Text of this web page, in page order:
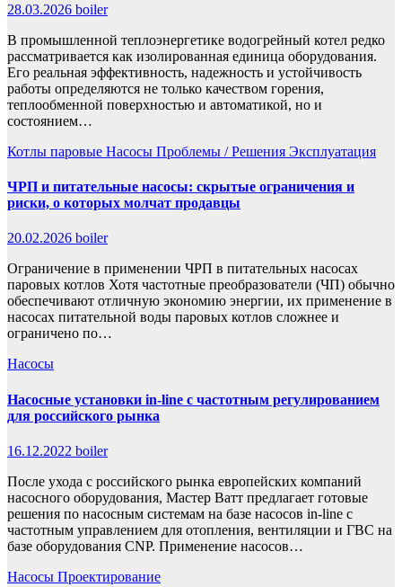
28.03.2026 boiler
В промышленной теплоэнергетике водогрейный котел редко
рассматривается как изолированная единица оборудования.
Его реальная эффективность, надежность и устойчивость
работы определяются не только качеством горения,
теплообменной поверхностью и автоматикой, но и
состоянием…
Котлы паровые Насосы Проблемы / Решения Эксплуатация
ЧРП и питательные насосы: скрытые ограничения и
риски, о которых молчат продавцы
20.02.2026 boiler
Ограничение в применении ЧРП в питательных насосах
паровых котлов Хотя частотные преобразователи (ЧП) обычно
обеспечивают отличную экономию энергии, их применение в
насосах питательной воды паровых котлов сложнее и
ограничено по…
Насосы
Насосные установки in-line c частотным регулированием
для российского рынка
16.12.2022 boiler
После ухода с российского рынка европейских компаний
насосного оборудования, Мастер Ватт предлагает готовые
решения по насосным системам на базе насосов in-line с
частотным управлением для отопления, вентиляции и ГВС на
базе оборудования CNP. Применение насосов…
Насосы Проектирование